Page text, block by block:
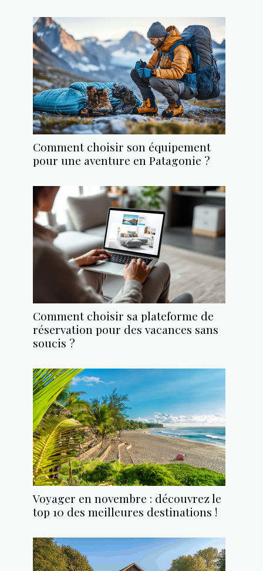
Comment choisir son équipement
pour une aventure en Patagonie ?
Comment choisir sa plateforme de
réservation pour des vacances sans
soucis ?
Voyager en novembre : découvrez le
top 10 des meilleures destinations !